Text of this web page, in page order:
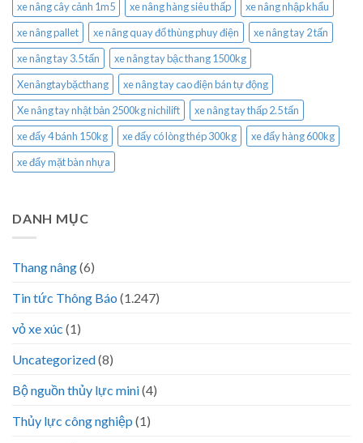
xe nâng cây cảnh 1m5
xe nâng hàng siêu thấp
xe nâng nhập khẩu
xe nâng pallet
xe nâng quay đổ thùng phuy điện
xe nâng tay 2 tấn
xe nâng tay 3.5 tấn
xe nâng tay bậc thang 1500kg
Xenângtaybặcthang
xe nâng tay cao điện bán tự động
Xe nâng tay nhật bản 2500kg nichilift
xe nâng tay thấp 2.5 tấn
xe đẩy 4 bánh 150kg
xe đẩy có lòng thép 300kg
xe đẩy hàng 600kg
xe đẩy mặt bàn nhựa
DANH MỤC
Thang nâng(6)
Tin tức Thông Báo (1.247)
vỏ xe xúc (1)
Uncategorized(8)
Bộ nguồn thủy lực mini(4)
Thủy lực công nghiệp (1)